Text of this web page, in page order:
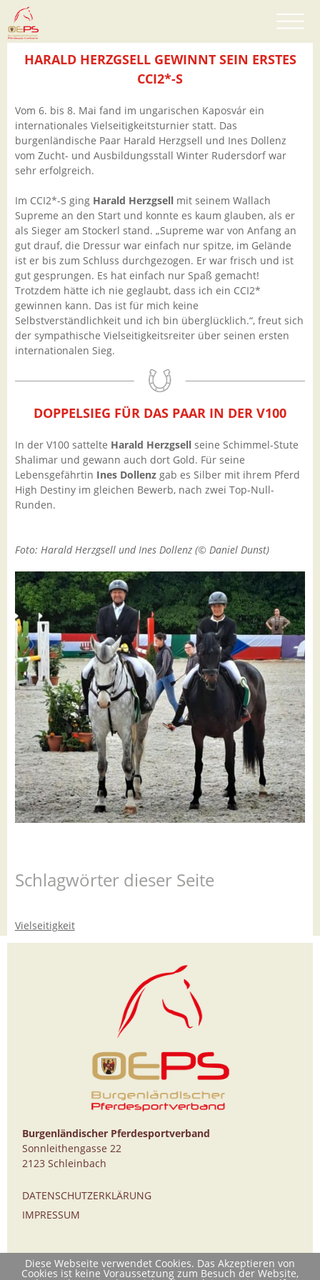
HARALD HERZGSELL GEWINNT SEIN ERSTES
CCI2*-S
Vom 6. bis 8. Mai fand im ungarischen Kaposvár ein
internationales Vielseitigkeitsturnier statt. Das
burgenländische Paar Harald Herzgsell und Ines Dollenz
vom Zucht- und Ausbildungsstall Winter Rudersdorf war
sehr erfolgreich.
Im CCI2*-S ging Harald Herzgsellmit seinem Wallach
Supreme an den Start und konnte es kaum glauben, als er
als Sieger am Stockerl stand. „Supreme war von Anfang an
gut drauf, die Dressur war einfach nur spitze, im Gelände
ist er bis zum Schluss durchgezogen. Er war frisch und ist
gut gesprungen. Es hat einfach nur Spaß gemacht!
Trotzdem hätte ich nie geglaubt, dass ich ein CCI2*
gewinnen kann. Das ist für mich keine
Selbstverständlichkeit und ich bin überglücklich.“, freut sich
der sympathische Vielseitigkeitsreiter über seinen ersten
internationalen Sieg.
DOPPELSIEG FÜR DAS PAAR IN DER V100
In der V100 sattelte Harald Herzgsellseine Schimmel-Stute
Shalimar und gewann auch dort Gold. Für seine
Lebensgefährtin Ines Dollenzgab es Silber mit ihrem Pferd
High Destiny im gleichen Bewerb, nach zwei Top-Null-
Runden.
Foto: Harald Herzgsell und Ines Dollenz (© Daniel Dunst)
Schlagwörter dieser Seite
Vielseitigkeit
Diese Webseite verwendet Cookies. Das Akzeptieren von
Cookies ist keine Voraussetzung zum Besuch der Website,
Burgenländischer Pferdesportverband
Sonnleithengasse 22
2123 Schleinbach
DATENSCHUTZERKLÄRUNG
IMPRESSUM